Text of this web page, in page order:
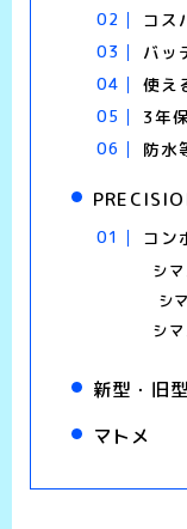
コス
バッ
使え
3年
防水
コン
シ
シ
シ
新型・旧
マトメ